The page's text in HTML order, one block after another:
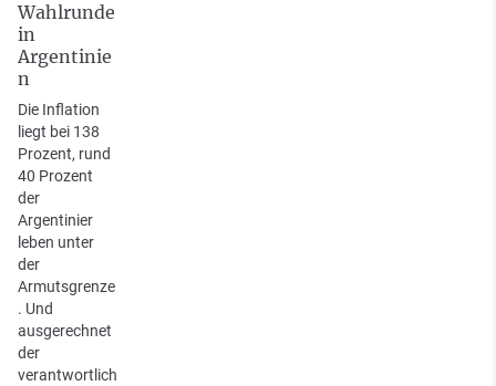
Wahlrunde
in
Argentinie
n
Die Inflation
liegt bei 138
Prozent, rund
40 Prozent
der
Argentinier
leben unter
der
Armutsgrenze
. Und
ausgerechnet
der
verantwortlich